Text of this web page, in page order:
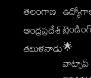
తెలంగాణ
ఆంధ్రప్రదేశ్
తమిళనాడు
ట్రెండింగ్
🌟
వాట్సాప్